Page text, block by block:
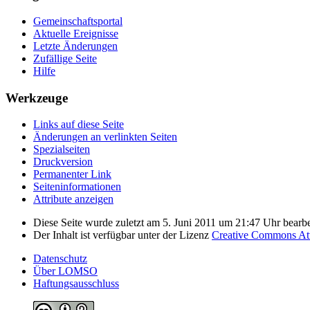
Gemeinschafts­portal
Aktuelle Ereignisse
Letzte Änderungen
Zufällige Seite
Hilfe
Werkzeuge
Links auf diese Seite
Änderungen an verlinkten Seiten
Spezialseiten
Druckversion
Permanenter Link
Seiten­­informationen
Attribute anzeigen
Diese Seite wurde zuletzt am 5. Juni 2011 um 21:47 Uhr
Der Inhalt ist verfügbar unter der Lizenz Creative Commons
Datenschutz
Über LOMSO
Haftungsausschluss